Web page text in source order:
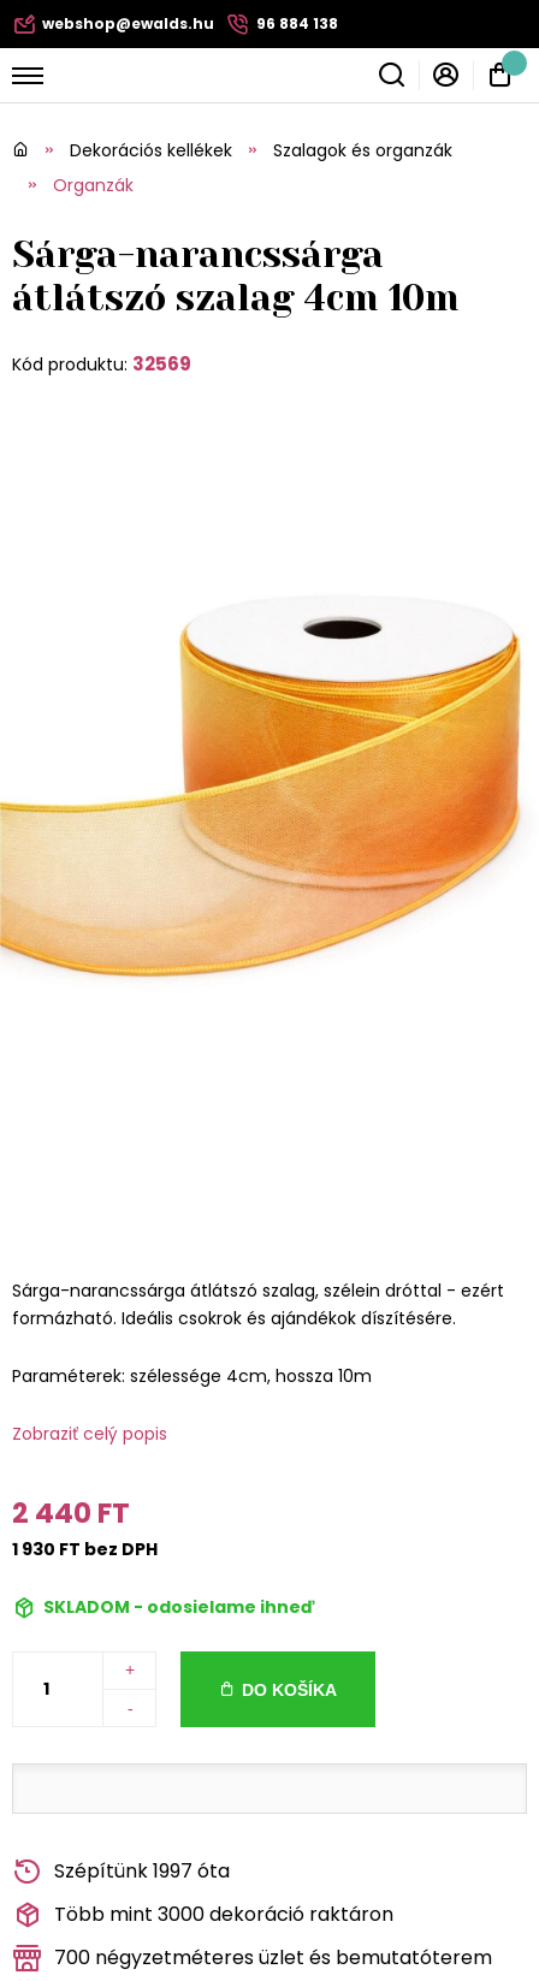
webshop@ewalds.hu 96 884 138
Dekorációs kellékek
Szalagok és organzák
Organzák
Sárga-narancssárga
átlátszó szalag 4cm 10m
Kód produktu: 32569
Sárga-narancssárga átlátszó szalag, szélein dróttal - ezért
formázható. Ideális csokrok és ajándékok díszítésére.
Paraméterek: szélessége 4cm, hossza 10m
Zobraziť celý popis
2 440 FT
1 930 FT bez DPH
SKLADOM - odosielame ihneď
+
-
DO KOŠÍKA
Szépítünk 1997 óta
Több mint 3000 dekoráció raktáron
700 négyzetméteres üzlet és bemutatóterem